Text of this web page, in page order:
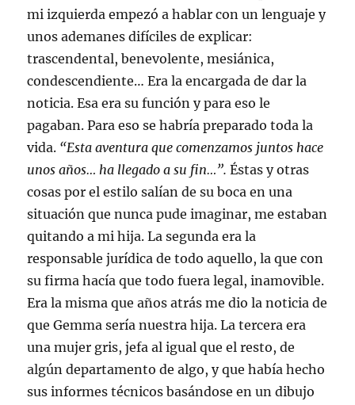
mi izquierda empezó a hablar con un lenguaje y
unos ademanes difíciles de explicar:
trascendental, benevolente, mesiánica,
condescendiente… Era la encargada de dar la
noticia. Esa era su función y para eso le
pagaban. Para eso se habría preparado toda la
vida. “Esta aventura que comenzamos juntos hace
unos años… ha llegado a su fin…”.Éstas y otras
cosas por el estilo salían de su boca en una
situación que nunca pude imaginar, me estaban
quitando a mi hija. La segunda era la
responsable jurídica de todo aquello, la que con
su firma hacía que todo fuera legal, inamovible.
Era la misma que años atrás me dio la noticia de
que Gemma sería nuestra hija. La tercera era
una mujer gris, jefa al igual que el resto, de
algún departamento de algo, y que había hecho
sus informes técnicos basándose en un dibujo